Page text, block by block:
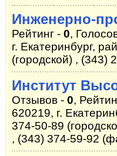
Инженерно-
Рейтинг - 0,
г. Екатеринбург,
(городской) , (343)
Институт
Отзывов - 0,
620219, г.
374-50-89
, (343) 374-59-92